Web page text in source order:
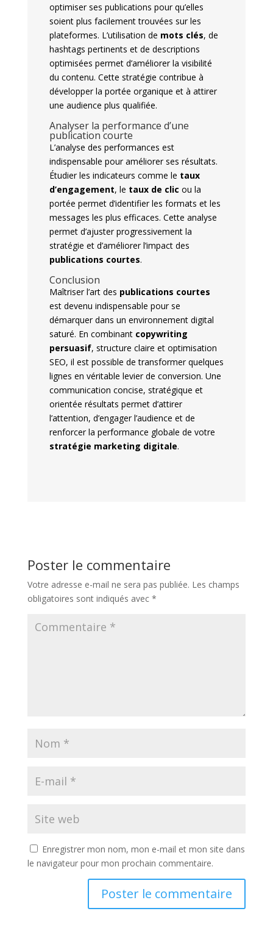
optimiser ses publications pour qu’elles
soient plus facilement trouvées sur les
plateformes. L’utilisation de mots clés, de
hashtags pertinents et de descriptions
optimisées permet d’améliorer la visibilité
du contenu. Cette stratégie contribue à
développer la portée organique et à attirer
une audience plus qualifiée.
Analyser la performance d’une
publication courte
L’analyse des performances est
indispensable pour améliorer ses résultats.
Étudier les indicateurs comme le taux
d’engagement, le taux de clic ou la
portée permet d’identifier les formats et les
messages les plus efficaces. Cette analyse
permet d’ajuster progressivement la
stratégie et d’améliorer l’impact des
publications courtes.
Conclusion
Maîtriser l’art des publications courtes
est devenu indispensable pour se
démarquer dans un environnement digital
saturé. En combinant copywriting
persuasif, structure claire et optimisation
SEO, il est possible de transformer quelques
lignes en véritable levier de conversion. Une
communication concise, stratégique et
orientée résultats permet d’attirer
l’attention, d’engager l’audience et de
renforcer la performance globale de votre
stratégie marketing digitale.
Poster le commentaire
Votre adresse e-mail ne sera pas publiée. Les champs
obligatoires sont indiqués avec *
Enregistrer mon nom, mon e-mail et mon site dans
le navigateur pour mon prochain commentaire.